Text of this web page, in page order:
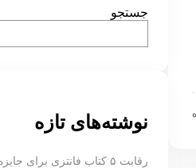
جستجو
نوشته‌های تازه
رقابت ۵ کتاب فانتزی برای جایزه جهانی ۲۰۲۶